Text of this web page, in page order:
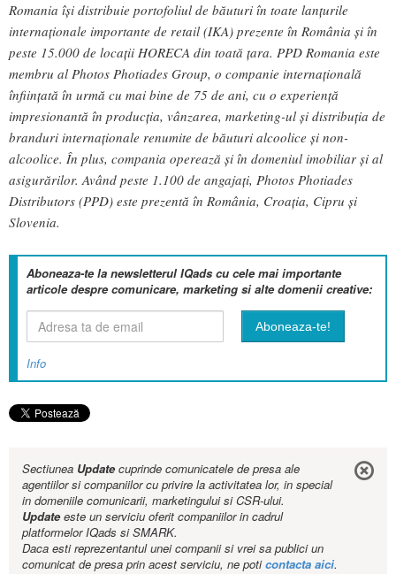
Romania îşi distribuie portofoliul de băuturi în toate lanţurile
internaţionale importante de retail (IKA) prezente în România şi în
peste 15.000 de locaţii HORECA din toată ţara. PPD Romania este
membru al Photos Photiades Group, o companie internaţională
înfiinţată în urmă cu mai bine de 75 de ani, cu o experienţă
impresionantă în producţia, vânzarea, marketing-ul şi distribuţia de
branduri internaţionale renumite de băuturi alcoolice şi non-
alcoolice. În plus, compania operează şi în domeniul imobiliar şi al
asigurărilor. Având peste 1.100 de angajaţi, Photos Photiades
Distributors (PPD) este prezentă în România, Croaţia, Cipru şi
Slovenia.
Aboneaza-te la newsletterul IQads cu cele mai importante
articole despre comunicare, marketing si alte domenii creative:
Info
Sectiunea Updatecuprinde comunicatele de presa ale
agentiilor si companiilor cu privire la activitatea lor, in special
in domeniile comunicarii, marketingului si CSR-ului.
Updateeste un serviciu oferit companiilor in cadrul
platformelor IQads si SMARK.
Daca esti reprezentantul unei companii si vrei sa publici un
comunicat de presa prin acest serviciu, ne poticontacta aici.